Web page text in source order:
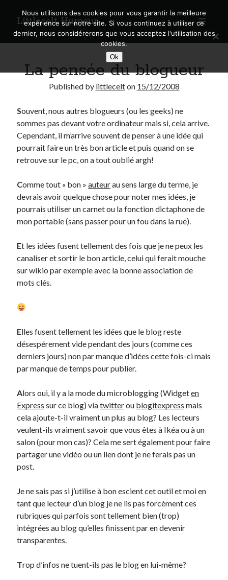
Littlecelt Humeur
open
primary
menu
Sidebar
Search
Derniers articles
Municipales 2026 : Lyon, Métropole et Caluire, mon choix pour l’avenir
Explorez les Chemins Enchantés à Vélo : Aventures Familiales près de
Quel Lyonnais es-tu, Renaud Ducher ?
A quand une véritable place pour le vélo à Caluire dans la Métropole de
Comment je vis ma vie sur un vélo
Derniers Commentaires
Entretien ménagerdansT’as vu quoi ? #52
JFdansC’était pas mieux avant… à Lyon
Anthony
personnelle
Commentaires récents
C’était pas mieux avant… à Lyon
littleceltdans
Comment j’ai opéré ma vélorution toute personnelle
Anthony
Comment j’ai opéré ma vélorution toute personnelle
Comment j’ai opéré ma vélorution toute
personnelle
A Lyon
Bon plan du dimanche
Coup de coeur
Daddy
Geek
La pensée du blogueur
Published by littlecelton 15/12/2008
Souvent, nous autres blogueurs (ou les geeks) ne
sommes pas devant votre ordinateur mais si, cela arrive.
Cependant, il m’arrive souvent de penser à une idée qui
pourrait faire un très bon article et puis quand on se
retrouve sur le pc, on a tout oublié argh!
Comme tout « bon »auteurau sens large du terme, je
devrais avoir quelque chose pour noter mes idées, je
pourrais utiliser un carnet ou la fonction dictaphone de
mon portable (sans passer pour un fou dans la rue).
Et les idées fusent tellement des fois que je ne peux les
canaliser et sortir le bon article, celui qui ferait mouche
sur wikio par exemple avec la bonne association de
mots clés.
Elles fusent tellement les idées que le blog reste
désespérement vide pendant des jours (comme ces
derniers jours) non par manque d’idées cette fois-ci mais
par manque de temps pour publier.
Alors oui, il y a la mode du microblogging (Widgeten
Express sur ce blog) viatwitterou blogitexpress mais
cela ajoute-t-il vraiment un plus au blog? Les lecteurs
veulent-ils vraiment savoir que vous êtes à Ikéa ou à un
salon (pour mon cas)? Cela me sert également pour faire
partager une vidéo ou un lien dont je ne ferais pas un
post.
Je ne sais pas si j’utilise à bon escient cet outil et moi en
tant que lecteur d’un blog je ne lis pas forcément ces
rubriques qui parfois sont tellement bien (trop)
intégrées au blog qu’elles finissent par en devenir
transparentes.
Trop d’infos ne tuent-ils pas le blog en lui-même?
Nous utilisons des cookies pour vous garantir la meilleure
expérience sur notre site. Si vous continuez à utiliser ce
dernier, nous considérerons que vous acceptez l'utilisation des
cookies.
Ok